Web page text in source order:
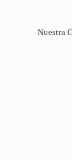
Nuestra